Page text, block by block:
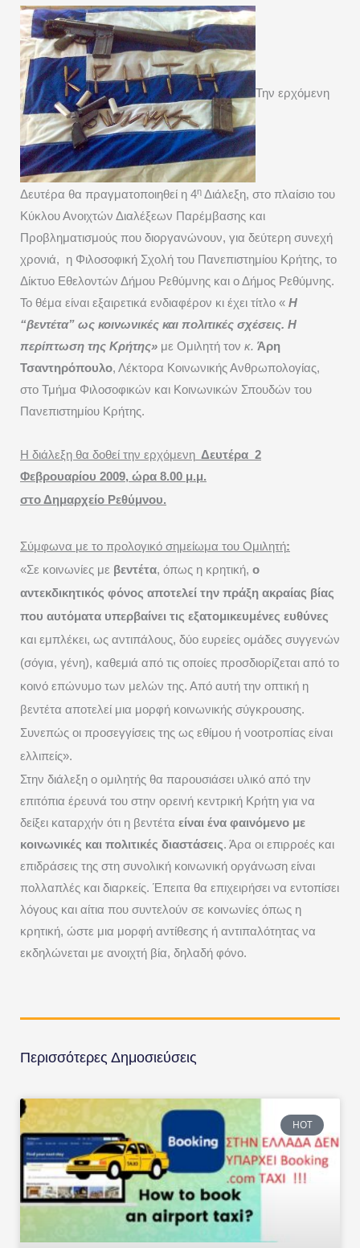
Την ερχόμενη
Δευτέρα θα πραγματοποιηθεί η 4η Διάλεξη, στο πλαίσιο του
Κύκλου Ανοιχτών Διαλέξεων Παρέμβασης και
Προβληματισμούς που διοργανώνουν, για δεύτερη συνεχή
χρονιά,
η Φιλοσοφική Σχολή του Πανεπιστημίου Κρήτης, το
Δίκτυο Εθελοντών Δήμου Ρεθύμνης και ο Δήμος Ρεθύμνης.
Το θέμα είναι εξαιρετικά ενδιαφέρον κι έχει τίτλο « Η
“βεντέτα” ως κοινωνικές και πολιτικές σχέσεις. Η
περίπτωση της Κρήτης» με Ομιλητή τον κ. Άρη
Τσαντηρόπουλο, Λέκτορα Κοινωνικής Ανθρωπολογίας,
στο Τμήμα Φιλοσοφικών και Κοινωνικών Σπουδών του
Πανεπιστημίου Κρήτης.
Η διάλεξη θα δοθεί την ερχόμενη Δευτέρα 2
Φεβρουαρίου 2009, ώρα 8.00 μ.μ.
στο Δημαρχείο Ρεθύμνου.
Σύμφωνα με το προλογικό σημείωμα του Ομιλητή:
«Σε κοινωνίες με βεντέτα, όπως η κρητική, ο
αντεκδικητικός φόνος αποτελεί την πράξη ακραίας βίας
που αυτόματα υπερβαίνει τις εξατομικευμένες ευθύνες
και εμπλέκει, ως αντιπάλους, δύο ευρείες ομάδες συγγενών
(σόγια, γένη), καθεμιά από τις οποίες προσδιορίζεται από το
κοινό επώνυμο των μελών της. Από αυτή την οπτική η
βεντέτα αποτελεί μια μορφή κοινωνικής σύγκρουσης.
Συνεπώς οι προσεγγίσεις της ως εθίμου ή νοοτροπίας είναι
ελλιπείς».
Στην διάλεξη ο ομιλητής θα παρουσιάσει υλικό από την
επιτόπια έρευνά του στην ορεινή κεντρική Κρήτη για να
δείξει καταρχήν ότι η βεντέτα είναι ένα φαινόμενο με
κοινωνικές και πολιτικές διαστάσεις. Άρα οι επιρροές και
επιδράσεις της στη συνολική κοινωνική οργάνωση είναι
πολλαπλές και διαρκείς. Έπειτα θα επιχειρήσει να εντοπίσει
λόγους και αίτια που συντελούν σε κοινωνίες όπως η
κρητική, ώστε μια μορφή αντίθεσης ή αντιπαλότητας να
εκδηλώνεται με ανοιχτή βία, δηλαδή φόνο.
Περισσότερες Δημοσιεύσεις
HOT